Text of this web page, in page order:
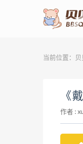
当前位置：
《
作者 :